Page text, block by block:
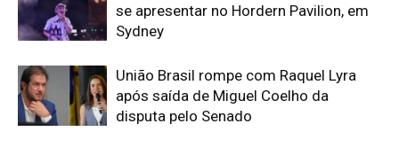
se apresentar no Hordern Pavilion, em
Sydney
União Brasil rompe com Raquel Lyra
após saída de Miguel Coelho da
disputa pelo Senado